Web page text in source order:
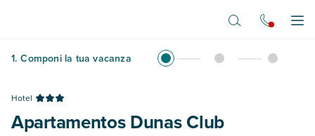
1. Componi la tua vacanza
Hotel
Apartamentos Dunas Club